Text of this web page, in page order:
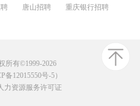
唐山招聘
重庆银行招聘
所有©1999-2026
备12015550号-5）
力资源服务许可证